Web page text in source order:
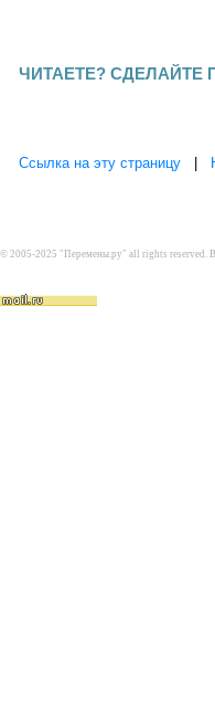
ЧИТАЕТЕ? СДЕЛАЙТЕ
Ссылка на эту страницу
© 2005-2025 "Перемены.ру" all rights reserved.